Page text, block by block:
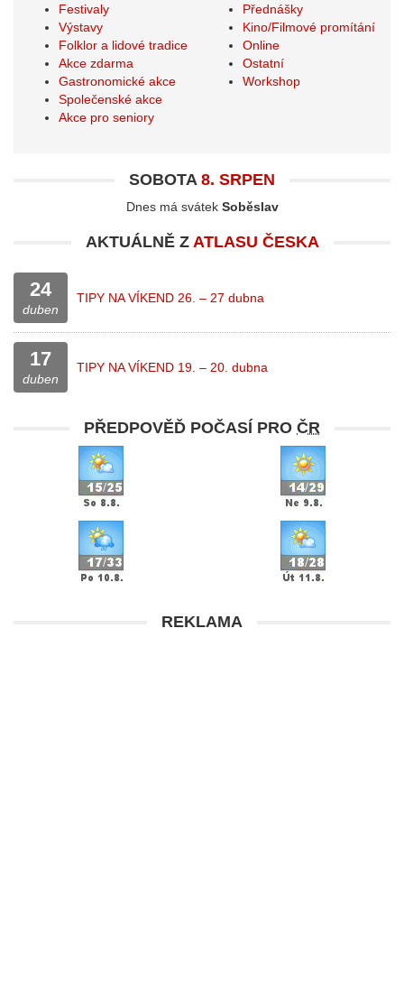
Festivaly
Výstavy
Folklor a lidové tradice
Akce zdarma
Gastronomické akce
Společenské akce
Akce pro seniory
Přednášky
Kino/Filmové promítání
Online
Ostatní
Workshop
SOBOTA 8. SRPEN
Dnes má svátek Soběslav
AKTUÁLNĚ Z ATLASU ČESKA
24
duben
TIPY NA VÍKEND 26. – 27 dubna
17
duben
TIPY NA VÍKEND 19. – 20. dubna
PŘEDPOVĚĎ POČASÍ PRO ČR
REKLAMA